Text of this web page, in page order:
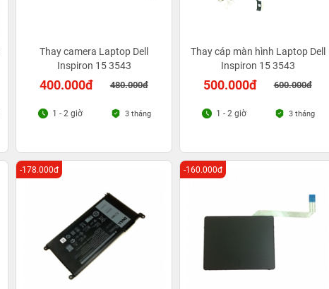
Thay camera Laptop Dell
Inspiron 15 3543
400.000đ 480.000đ
1 - 2 giờ 3 tháng
Thay cáp màn hình Laptop Dell
Inspiron 15 3543
500.000đ 600.000đ
1 - 2 giờ 3 tháng
-178.000đ -160.000đ